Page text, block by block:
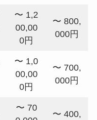
〜 1,2
00,00
0円
〜 800,
000円
〜 1,0
00,00
0円
〜 700,
000円
〜 70
〜 400,